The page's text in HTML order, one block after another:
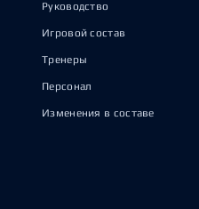
Руководство
Игровой состав
Тренеры
Персонал
Изменения в составе